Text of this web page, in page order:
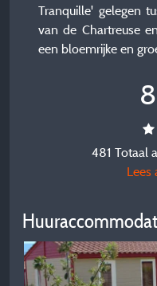
Tranquille' gelegen
van de Chartreuse
een bloemrijke en
481 Totaal
Lees